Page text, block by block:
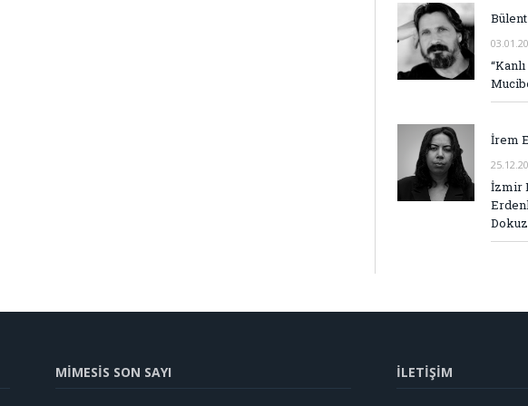
Bülent
İrem
İzmir
MİMESİS SON SAYI İLETİŞİM